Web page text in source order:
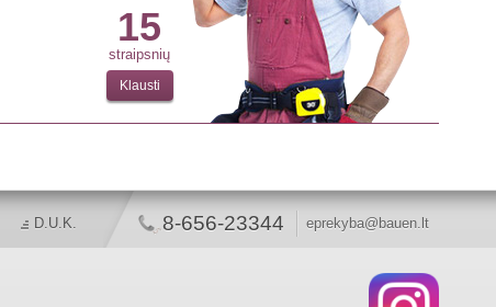
15
straipsnių
Klausti
D.U.K. 8-656-23344 eprekyba@bauen.lt